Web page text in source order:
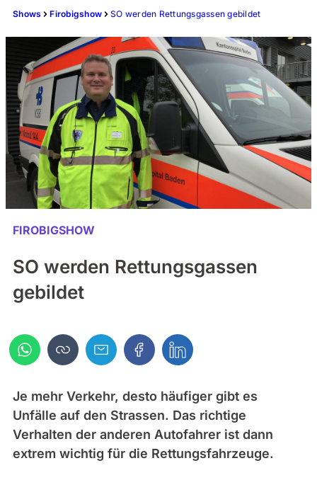
Shows Firobigshow SO werden Rettungsgassen gebildet
FIROBIGSHOW
SO werden Rettungsgassen
gebildet
Je mehr Verkehr, desto häufiger gibt es
Unfälle auf den Strassen. Das richtige
Verhalten der anderen Autofahrer ist dann
extrem wichtig für die Rettungsfahrzeuge.